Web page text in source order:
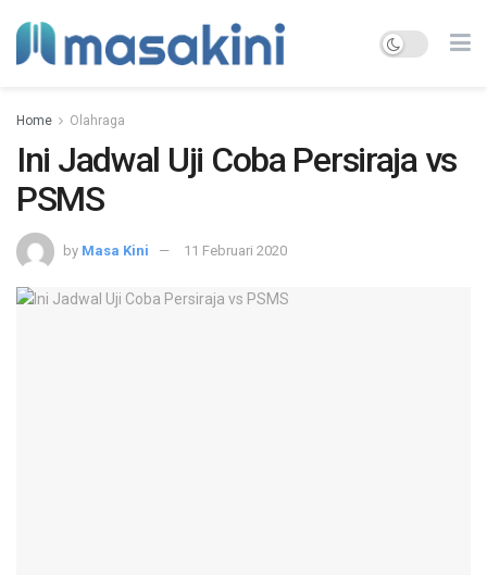
Home Olahraga
Ini Jadwal Uji Coba Persiraja vs
PSMS
by Masa Kini 11 Februari 2020